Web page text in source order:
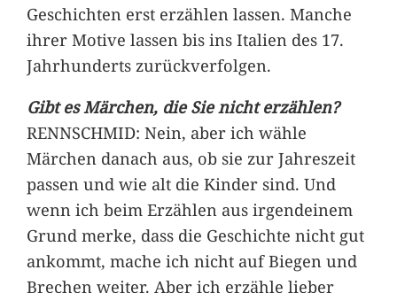
Geschichten erst erzählen lassen. Manche
ihrer Motive lassen bis ins Italien des 17.
Jahrhunderts zurückverfolgen.
Gibt es Märchen, die Sie nicht erzählen?
RENNSCHMID: Nein, aber ich wähle
Märchen danach aus, ob sie zur Jahreszeit
passen und wie alt die Kinder sind. Und
wenn ich beim Erzählen aus irgendeinem
Grund merke, dass die Geschichte nicht gut
ankommt, mache ich nicht auf Biegen und
Brechen weiter. Aber ich erzähle lieber